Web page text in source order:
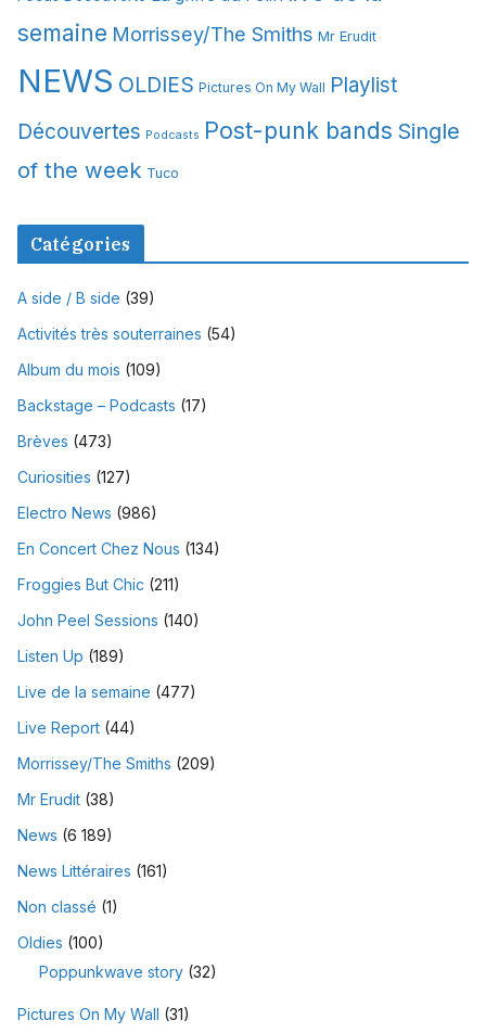
semaine Morrissey/The Smiths Mr Erudit
NEWS OLDIES Pictures On My Wall Playlist
Découvertes Podcasts Post-punk bands Single
of the week Tuco
Catégories
A side / B side (39)
Activités très souterraines (54)
Album du mois (109)
Backstage – Podcasts (17)
Brèves (473)
Curiosities (127)
Electro News (986)
En Concert Chez Nous (134)
Froggies But Chic (211)
John Peel Sessions (140)
Listen Up (189)
Live de la semaine (477)
Live Report (44)
Morrissey/The Smiths (209)
Mr Erudit (38)
News (6 189)
News Littéraires (161)
Non classé (1)
Oldies (100)
Poppunkwave story (32)
Pictures On My Wall (31)